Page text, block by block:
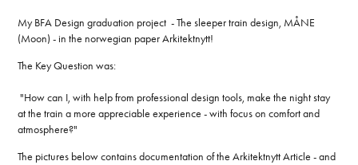
My BFA Design graduation project - The sleeper train design, MÅNE
(Moon) - in the norwegian paper Arkitektnytt!
The Key Question was:
"How can I, with help from professional design tools, make the night stay
at the train a more appreciable experience - with focus on comfort and
atmosphere?"
The pictures below contains documentation of the Arkitektnytt Article - and